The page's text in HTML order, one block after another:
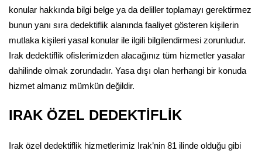
konular hakkında bilgi belge ya da deliller toplamayı gerektirmez
bunun yanı sıra dedektiflik alanında faaliyet gösteren kişilerin
mutlaka kişileri yasal konular ile ilgili bilgilendirmesi zorunludur.
Irak dedektiflik ofislerimizden alacağınız tüm hizmetler yasalar
dahilinde olmak zorundadır. Yasa dışı olan herhangi bir konuda
hizmet almanız mümkün değildir.
IRAK ÖZEL DEDEKTİFLİK
Irak özel dedektiflik hizmetlerimiz Irak’nin 81 ilinde olduğu gibi